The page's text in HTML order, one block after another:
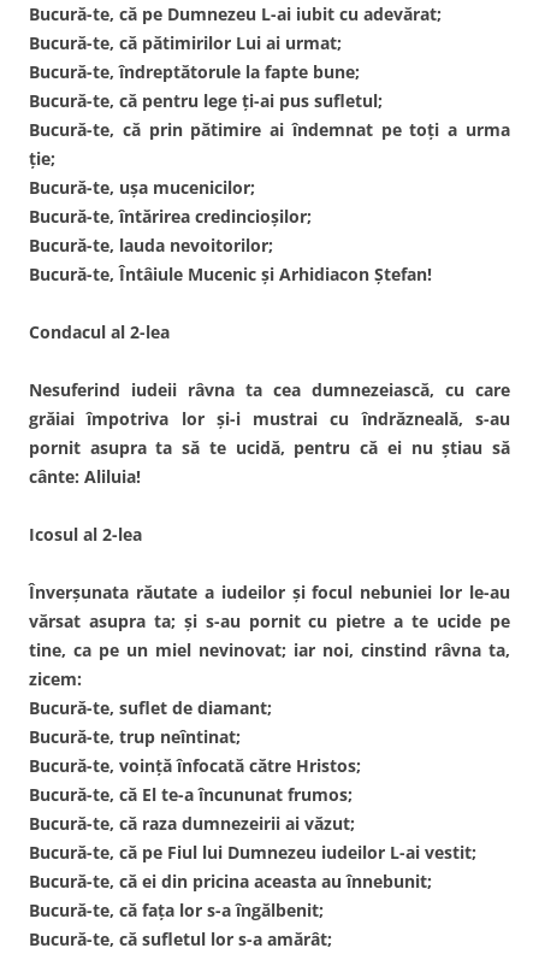
Bucură-te, că pe Dumnezeu L-ai iubit cu adevărat;
Bucură-te, că pătimirilor Lui ai urmat;
Bucură-te, îndreptătorule la fapte bune;
Bucură-te, că pentru lege ţi-ai pus sufletul;
Bucură-te, că prin pătimire ai îndemnat pe toţi a urma
ţie;
Bucură-te, uşa mucenicilor;
Bucură-te, întărirea credincioşilor;
Bucură-te, lauda nevoitorilor;
Bucură-te, Întâiule Mucenic şi Arhidiacon Ştefan!
Condacul al 2-lea
Nesuferind iudeii râvna ta cea dumnezeiască, cu care
grăiai împotriva lor şi-i mustrai cu îndrăzneală, s-au
pornit asupra ta să te ucidă, pentru că ei nu ştiau să
cânte: Aliluia!
Icosul al 2-lea
Înverşunata răutate a iudeilor şi focul nebuniei lor le-au
vărsat asupra ta; şi s-au pornit cu pietre a te ucide pe
tine, ca pe un miel nevinovat; iar noi, cinstind râvna ta,
zicem:
Bucură-te, suflet de diamant;
Bucură-te, trup neîntinat;
Bucură-te, voinţă înfocată către Hristos;
Bucură-te, că El te-a încununat frumos;
Bucură-te, că raza dumnezeirii ai văzut;
Bucură-te, că pe Fiul lui Dumnezeu iudeilor L-ai vestit;
Bucură-te, că ei din pricina aceasta au înnebunit;
Bucură-te, că faţa lor s-a îngălbenit;
Bucură-te, că sufletul lor s-a amărât;